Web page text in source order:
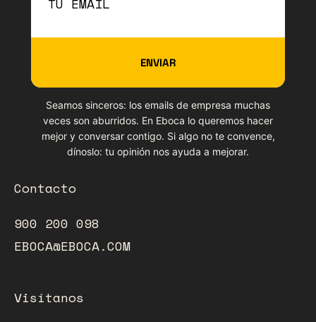
ENVIAR
Seamos sinceros: los emails de empresa muchas
veces son aburridos. En Eboca lo queremos hacer
mejor y conversar contigo. Si algo no te convence,
dínoslo: tu opinión nos ayuda a mejorar.
Contacto
900 200 098
EBOCA@EBOCA.COM
Visítanos